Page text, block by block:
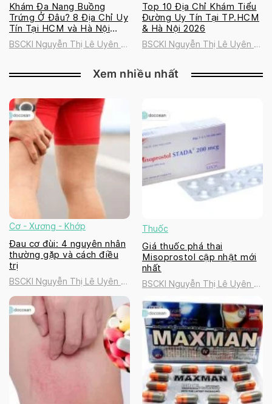
Khám Đa Nang Buồng
Trứng Ở Đâu? 8 Địa Chỉ Uy
Tín Tại HCM và Hà Nội
2026
BSCKI Nguyễn Thị Lê Uyên |
Top 10 Địa Chỉ Khám Tiểu
Đường Uy Tín Tại TP.HCM
& Hà Nội 2026
BSCKI Nguyễn Thị Lê Uyên |
International Clinic
Xem nhiều nhất
Cơ - Xương - Khớp
Đau cơ đùi: 4 nguyên nhân
thường gặp và cách điều
trị
BSCKI Nguyễn Thị Lê Uyên |
Golden Healthcare
International Clinic
Thuốc
Giá thuốc phá thai
Misoprostol cập nhật mới
nhất
BSCKI Nguyễn Thị Lê Uyên |
International Clinic